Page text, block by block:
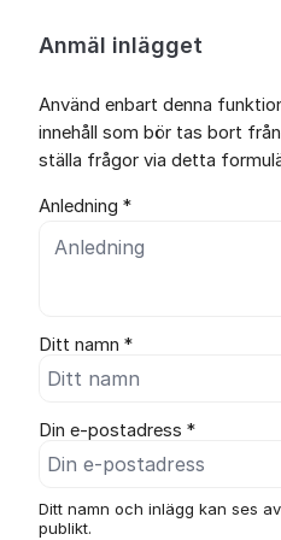
Anmäl inlägget
Använd enbart denna
innehåll som bör tas bort
ställa frågor via detta
Anledning *
Ditt namn *
Din e-postadress *
Ditt namn och inlägg kan ses
publikt.